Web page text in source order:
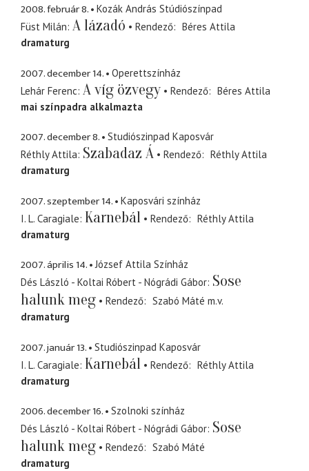
2008. február 8.
Kozák András Stúdiószínpad
Füst Milán A lázadó Rendező
Béres Attila
dramaturg
2007. december 14.
Operettszínház
Lehár Ferenc A víg özvegy Rendező
Béres Attila
mai színpadra alkalmazta
2007. december 8.
Studiószinpad Kaposvár
Réthly Attila Szabadaz Á Rendező
Réthly Attila
dramaturg
2007. szeptember 14.
Kaposvári színház
I. L. Caragiale Karnebál Rendező
Réthly Attila
dramaturg
2007. április 14.
József Attila Színház
Dés László - Koltai Róbert - Nógrádi Gábor Sose
halunk meg
Rendező Szabó Máté m.v.
dramaturg
2007. január 13.
Studiószinpad Kaposvár
I. L. Caragiale Karnebál Rendező
Réthly Attila
dramaturg
2006. december 16.
Szolnoki színház
Dés László - Koltai Róbert - Nógrádi Gábor Sose
halunk meg
Rendező
Szabó Máté
dramaturg